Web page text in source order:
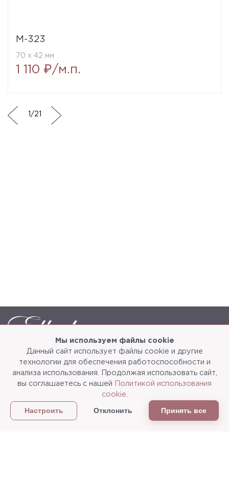
Мы используем файлы cookie
Данный сайт использует файлы cookie и другие
технологии для обеспечения работоспособности и
анализа использования. Продолжая использовать сайт,
вы соглашаетесь с нашей
Политикой использования
cookie
Настроить Отклонить Принять все
M-323
70 x 42 мм
1 110 ₽/м.п.
/21
Каталог О компании
3d-тур
Сотрудничество Доставка и упаковка
Политика конфиденциальности